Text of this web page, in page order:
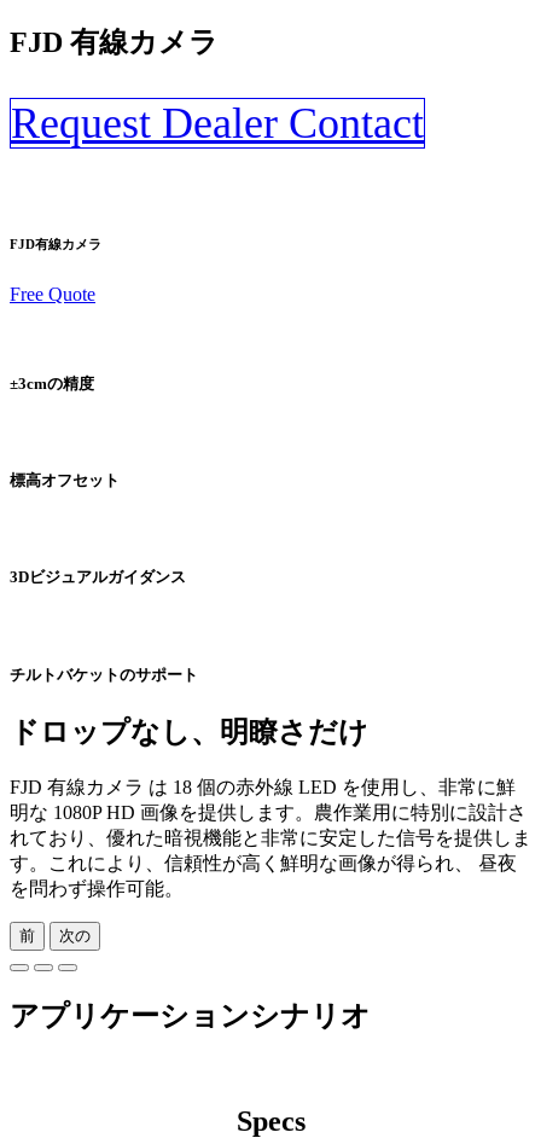
FJD 有線カメラ
Request Dealer Contact
FJD有線カメラ
Free Quote
±3cmの精度
標高オフセット
3Dビジュアルガイダンス
チルトバケットのサポート
ドロップなし、明瞭さだけ
FJD 有線カメラ は 18 個の赤外線 LED を使用し、非常に鮮
明な 1080P HD 画像を提供します。農作業用に特別に設計さ
れており、優れた暗視機能と非常に安定した信号を提供しま
す。これにより、信頼性が高く鮮明な画像が得られ、 昼夜
を問わず操作可能。
前 次の
アプリケーションシナリオ
Specs